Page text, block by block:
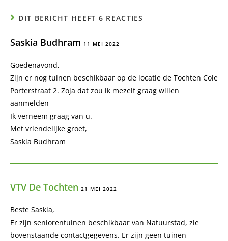
DIT BERICHT HEEFT 6 REACTIES
Saskia Budhram 11 MEI 2022
Goedenavond,
Zijn er nog tuinen beschikbaar op de locatie de Tochten Cole
Porterstraat 2. Zoja dat zou ik mezelf graag willen
aanmelden
Ik verneem graag van u.
Met vriendelijke groet,
Saskia Budhram
VTV De Tochten 21 MEI 2022
Beste Saskia,
Er zijn seniorentuinen beschikbaar van Natuurstad, zie
bovenstaande contactgegevens. Er zijn geen tuinen